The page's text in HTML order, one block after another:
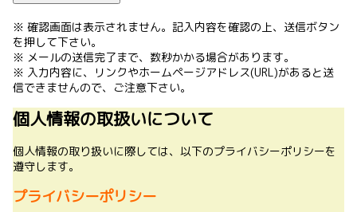
※ 確認画面は表示されません。記入内容を確認の上、送信ボタン
を押して下さい。
※ メールの送信完了まで、数秒かかる場合があります。
※ 入力内容に、リンクやホームページアドレス(URL)があると送
信できませんので、ご注意下さい。
個人情報の取扱いについて
個人情報の取り扱いに際しては、以下のプライバシーポリシーを
遵守します。
プライバシーポリシー